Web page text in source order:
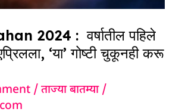
2024 : वर्षातील पहिले
‘या’ गोष्टी चुकूनही करू
/ताज्या बातम्या/